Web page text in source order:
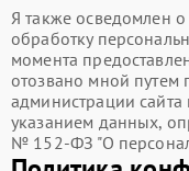
Я также осведомлен о
обработку
момента
отозвано мной путем
администрации сайта
указанием данных,
№ 152-ФЗ "О